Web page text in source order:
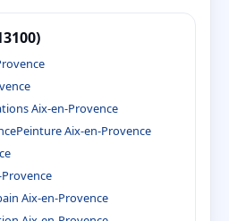
Aix-en-Provence
Peinture Aix-en-Provence
Aix-en-Provence